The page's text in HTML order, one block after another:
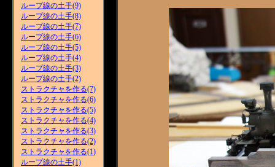
ループ線の土手(9)
ループ線の土手(8)
ループ線の土手(7)
ループ線の土手(6)
ループ線の土手(5)
ループ線の土手(4)
ループ線の土手(3)
ループ線の土手(2)
ストラクチャを作る(7)
ストラクチャを作る(6)
ストラクチャを作る(5)
ストラクチャを作る(4)
ストラクチャを作る(3)
ストラクチャを作る(2)
ストラクチャを作る(1)
ループ線の土手(1)